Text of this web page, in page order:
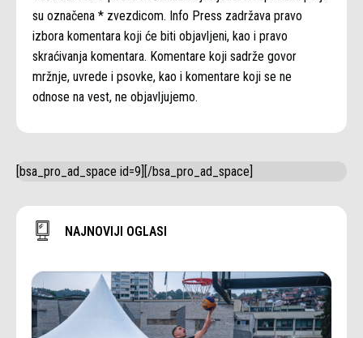
su označena * zvezdicom. Info Press zadržava pravo
izbora komentara koji će biti objavljeni, kao i pravo
skraćivanja komentara. Komentare koji sadrže govor
mržnje, uvrede i psovke, kao i komentare koji se ne
odnose na vest, ne objavljujemo.
[bsa_pro_ad_space id=9][/bsa_pro_ad_space]
NAJNOVIJI OGLASI